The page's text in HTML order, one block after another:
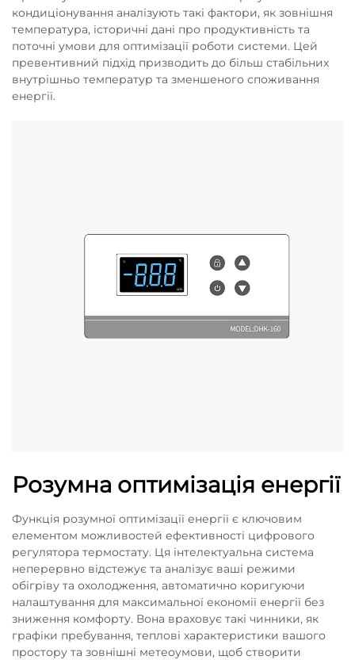
кондиціонування аналізують такі фактори, як зовнішня
температура, історичні дані про продуктивність та
поточні умови для оптимізації роботи системи. Цей
превентивний підхід призводить до більш стабільних
внутрішньо температур та зменшеного споживання
енергії.
Розумна оптимізація енергії
Функція розумної оптимізації енергії є ключовим
елементом можливостей ефективності цифрового
регулятора термостату. Ця інтелектуальна система
неперервно відстежує та аналізує ваші режими
обігріву та охолодження, автоматично коригуючи
налаштування для максимальної економії енергії без
зниження комфорту. Вона враховує такі чинники, як
графіки пребування, теплові характеристики вашого
простору та зовнішні метеоумови, щоб створити